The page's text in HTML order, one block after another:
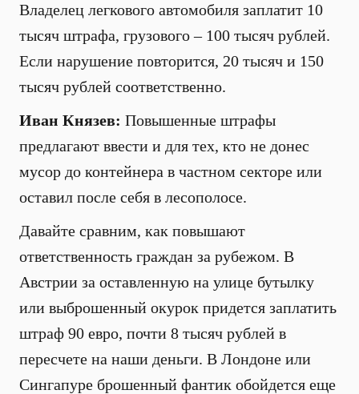
Владелец легкового автомобиля заплатит 10
тысяч штрафа, грузового – 100 тысяч рублей.
Если нарушение повторится, 20 тысяч и 150
тысяч рублей соответственно.
Иван Князев: Повышенные штрафы
предлагают ввести и для тех, кто не донес
мусор до контейнера в частном секторе или
оставил после себя в лесополосе.
Давайте сравним, как повышают
ответственность граждан за рубежом. В
Австрии за оставленную на улице бутылку
или выброшенный окурок придется заплатить
штраф 90 евро, почти 8 тысяч рублей в
пересчете на наши деньги. В Лондоне или
Сингапуре брошенный фантик обойдется еще